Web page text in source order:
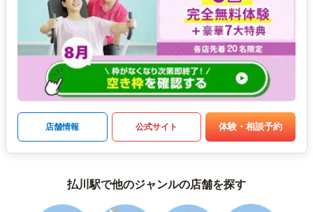
店舗情報 公式サイト 体験・相談予約
払川駅で他のジャンルの店舗を探す